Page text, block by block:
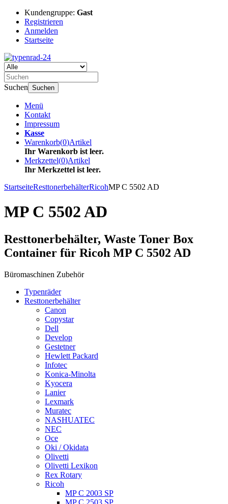
Kundengruppe: Gast
Registrieren
Anmelden
Startseite
Suchen Suchen
Menü
Kontakt
Impressum
Kasse
Warenkorb(0)Artikel
Ihr Warenkorb ist leer.
Merkzettel(0)Artikel
Ihr Merkzettel ist leer.
StartseiteResttonerbehälterRicohMP C 5502 AD
MP C 5502 AD
Resttonerbehälter, Waste Toner Box
Container für Ricoh MP C 5502 AD
Büromaschinen Zubehör
Typenräder
Resttonerbehälter
Canon
Copystar
Dell
Develop
Gestetner
Hewlett Packard
Infotec
Konica-Minolta
Kyocera
Lanier
Lexmark
Muratec
NASHUATEC
NEC
Oce
Oki / Okidata
Olivetti
Olivetti Lexikon
Rex Rotary
Ricoh
MP C 2003 SP
MP C 2503 SP